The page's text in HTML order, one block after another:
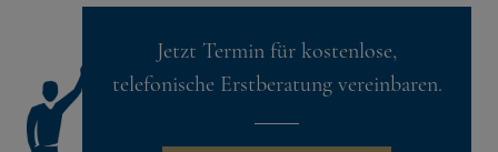
Jetzt Termin für kostenlose,
telefonische Erstberatung vereinbaren.